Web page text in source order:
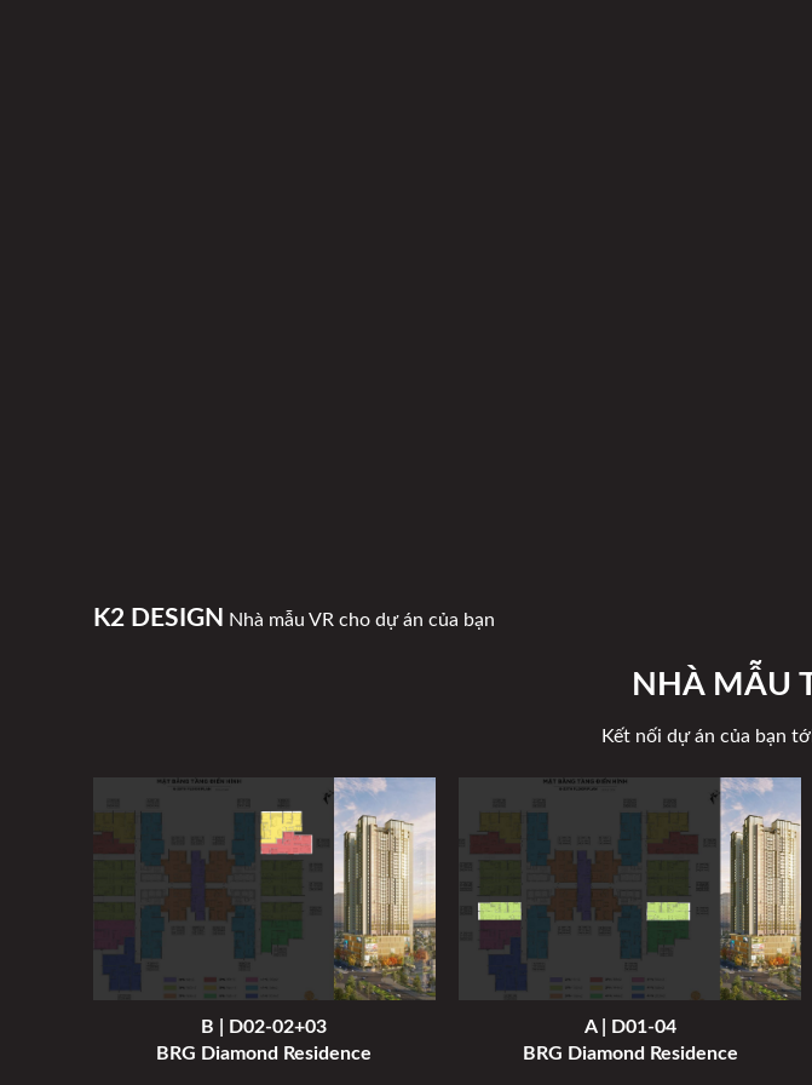
K2 DESIGN Nhà mẫu VR cho dự án của bạn
NHÀ MẪU
Kết nối dự án của bạn
B | D02-02+03
BRG Diamond Residence
A | D01-04
BRG Diamond Residence